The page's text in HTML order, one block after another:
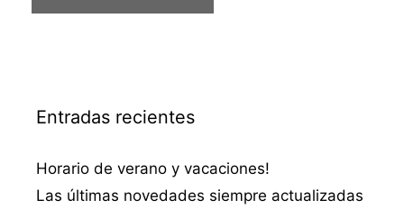
Entradas recientes
Horario de verano y vacaciones!
Las últimas novedades siempre actualizadas